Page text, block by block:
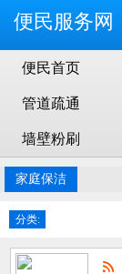
便民服务网
便民首页
管道疏通
墙壁粉刷
家庭保洁
分类: